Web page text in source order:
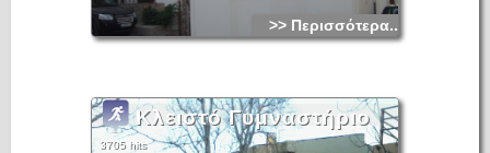
>> Περισσότερα...
Κλειστό Γυμναστήριο
3705 hits